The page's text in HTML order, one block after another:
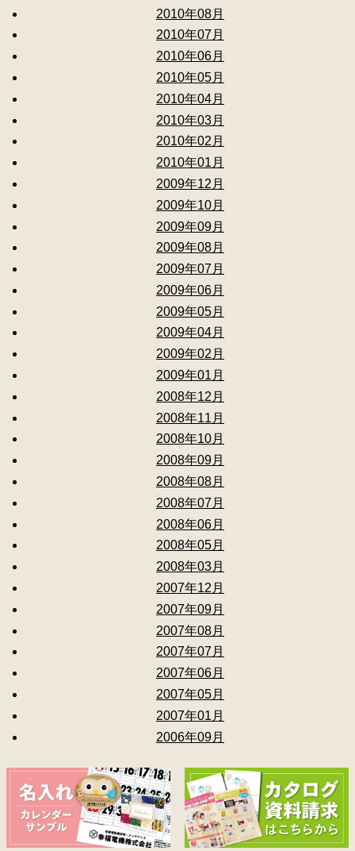
2010年08月
2010年07月
2010年06月
2010年05月
2010年04月
2010年03月
2010年02月
2010年01月
2009年12月
2009年10月
2009年09月
2009年08月
2009年07月
2009年06月
2009年05月
2009年04月
2009年02月
2009年01月
2008年12月
2008年11月
2008年10月
2008年09月
2008年08月
2008年07月
2008年06月
2008年05月
2008年03月
2007年12月
2007年09月
2007年08月
2007年07月
2007年06月
2007年05月
2007年01月
2006年09月